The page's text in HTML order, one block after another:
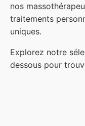
nos
traitements
uniques.
Explorez notre
dessous pour